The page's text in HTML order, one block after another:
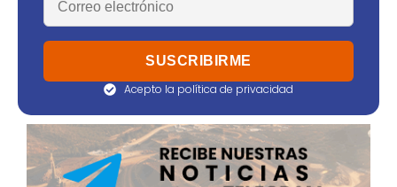
Acepto la política de privacidad